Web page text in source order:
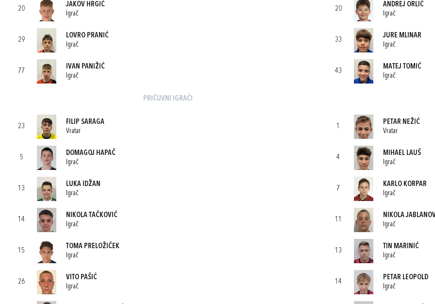
20
JAKOV HRGIĆ
Igrač
29
LOVRO PRANIĆ
Igrač
77
IVAN PANIŽIĆ
Igrač
PRIČUVNI IGRAČI
23
FILIP SARAGA
Vratar
5
DOMAGOJ HAPAČ
Igrač
13
LUKA IDŽAN
Igrač
14
NIKOLA TAČKOVIĆ
Igrač
15
TOMA PRELOŽIČEK
Igrač
26
VITO PAŠIĆ
Igrač
20
ANDREJ ORLIĆ
Igrač
33
JURE MLINAR
Igrač
43
MATEJ TOMIĆ
Igrač
1
PETAR NEŽIĆ
Vratar
4
MIHAEL LAUŠ
Igrač
7
KARLO KORPAR
Igrač
11
NIKOLA
Igrač
13
TIN MARINIĆ
Igrač
14
PETAR LEOPOLD
Igrač